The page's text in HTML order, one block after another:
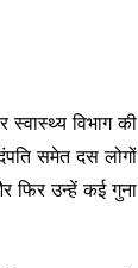
विभाग की
समेत दस लोगों
फिर उन्हें कई गुना